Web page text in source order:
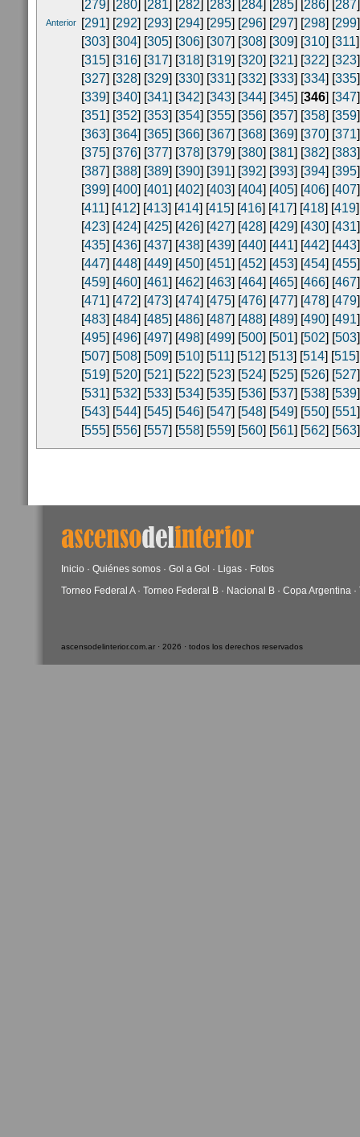
Anterior
[279] [280] [281] [282] [283] [284] [285] [286] [287
[291] [292] [293] [294] [295] [296] [297] [298] [299
[303] [304] [305] [306] [307] [308] [309] [310] [311
[315] [316] [317] [318] [319] [320] [321] [322] [323
[327] [328] [329] [330] [331] [332] [333] [334] [335
[339] [340] [341] [342] [343] [344] [345] [346] [347
[351] [352] [353] [354] [355] [356] [357] [358] [359
[363] [364] [365] [366] [367] [368] [369] [370] [371
[375] [376] [377] [378] [379] [380] [381] [382] [383
[387] [388] [389] [390] [391] [392] [393] [394] [395
[399] [400] [401] [402] [403] [404] [405] [406] [407
[411] [412] [413] [414] [415] [416] [417] [418] [419
[423] [424] [425] [426] [427] [428] [429] [430] [431
[435] [436] [437] [438] [439] [440] [441] [442] [443
[447] [448] [449] [450] [451] [452] [453] [454] [455
[459] [460] [461] [462] [463] [464] [465] [466] [467
[471] [472] [473] [474] [475] [476] [477] [478] [479
[483] [484] [485] [486] [487] [488] [489] [490] [491
[495] [496] [497] [498] [499] [500] [501] [502] [503
[507] [508] [509] [510] [511] [512] [513] [514] [515
[519] [520] [521] [522] [523] [524] [525] [526] [527
[531] [532] [533] [534] [535] [536] [537] [538] [539
[543] [544] [545] [546] [547] [548] [549] [550] [551
[555] [556] [557] [558] [559] [560] [561] [562] [563
Inicio · Quiénes somos · Gol a Gol · Ligas · Fotos
Torneo Federal A· Torneo Federal B · Nacional B · Copa Argentina ·
ascensodelinterior.com.ar · 2026 · todos los derechos reservados